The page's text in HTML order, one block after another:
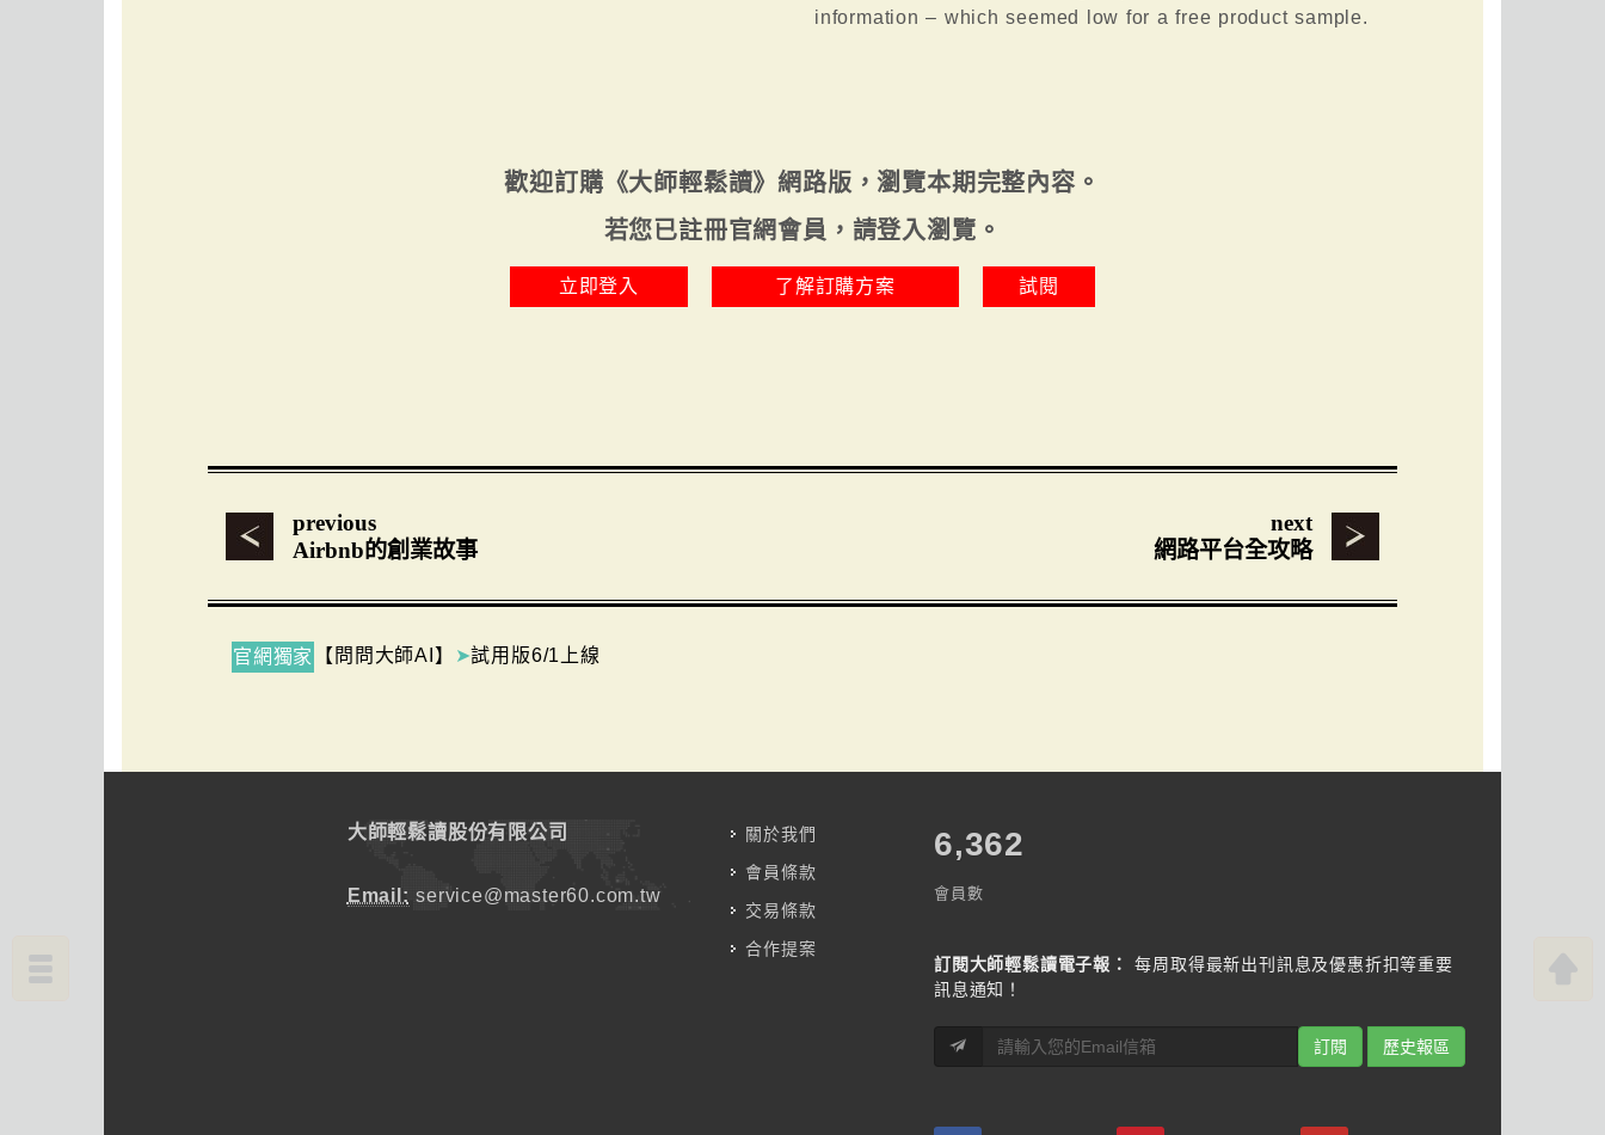
information – which seemed low for a free product sample.
歡迎訂購《大師輕鬆讀》網路版，瀏覽本期完整內容。
若您已註冊官網會員，請登入瀏覽。
立即登入 了解訂購方案 試閱
previous
Airbnb的創業故事
next
網路平台全攻略
官網獨家 【問問大師AI】 ➤試用版6/1上線
大師輕鬆讀股份有限公司
Email: service@master60.com.tw
關於我們
會員條款
交易條款
合作提案
7,787
會員數
訂閱大師輕鬆讀電子報：
每周取得最新出刊訊息及優惠折扣等重要
訊息通知！
訂閱 歷史報區